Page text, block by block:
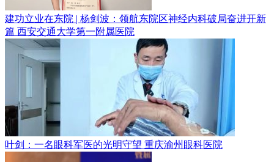
建功立业在东院 | 杨剑波：领航东院区神经内科破局奋进开新
篇 西安交通大学第一附属医院
叶剑：一名眼科军医的光明守望 重庆渝州眼科医院